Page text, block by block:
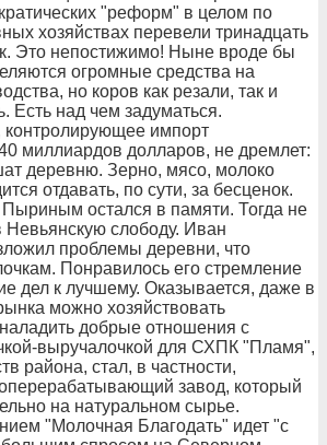
"реформ" в целом по
хозяйствах перевели тринадцать
Это непостижимо! Ныне вроде бы
огромные средства на
но коров как резали, так и
Есть над чем задуматься.
контролирующее импорт
миллиардов долларов, не дремлет:
деревню. Зерно, мясо, молоко
отдавать, по сути, за бесценок.
остался в памяти. Тогда не
Невьянскую слободу. Иван
проблемы деревни, что
Понравилось его стремление
дел к лучшему. Оказывается, даже в
можно хозяйствовать
добрые отношения с
выручалочкой для СХПК "Пламя",
района, стал, в частности,
завод, который
на натуральном сырье.
"Молочная Благодать" идет "с